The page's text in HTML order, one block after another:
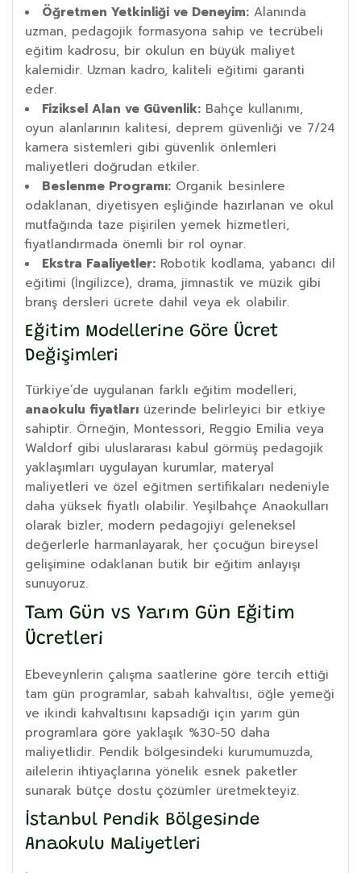
Öğretmen Yetkinliği ve Deneyim: Alanında
uzman, pedagojik formasyona sahip ve tecrübeli
eğitim kadrosu, bir okulun en büyük maliyet
kalemidir. Uzman kadro, kaliteli eğitimi garanti
eder.
Fiziksel Alan ve Güvenlik: Bahçe kullanımı,
oyun alanlarının kalitesi, deprem güvenliği ve 7/24
kamera sistemleri gibi güvenlik önlemleri
maliyetleri doğrudan etkiler.
Beslenme Programı: Organik besinlere
odaklanan, diyetisyen eşliğinde hazırlanan ve okul
mutfağında taze pişirilen yemek hizmetleri,
fiyatlandırmada önemli bir rol oynar.
Ekstra Faaliyetler: Robotik kodlama, yabancı dil
eğitimi (İngilizce), drama, jimnastik ve müzik gibi
branş dersleri ücrete dahil veya ek olabilir.
Eğitim Modellerine Göre Ücret
Değişimleri
Türkiye’de uygulanan farklı eğitim modelleri,
anaokulu fiyatları üzerinde belirleyici bir etkiye
sahiptir. Örneğin, Montessori, Reggio Emilia veya
Waldorf gibi uluslararası kabul görmüş pedagojik
yaklaşımları uygulayan kurumlar, materyal
maliyetleri ve özel eğitmen sertifikaları nedeniyle
daha yüksek fiyatlı olabilir. Yeşilbahçe Anaokulları
olarak bizler, modern pedagojiyi geleneksel
değerlerle harmanlayarak, her çocuğun bireysel
gelişimine odaklanan butik bir eğitim anlayışı
sunuyoruz.
Tam Gün vs Yarım Gün Eğitim
Ücretleri
Ebeveynlerin çalışma saatlerine göre tercih ettiği
tam gün programlar, sabah kahvaltısı, öğle yemeği
ve ikindi kahvaltısını kapsadığı için yarım gün
programlara göre yaklaşık %30-50 daha
maliyetlidir. Pendik bölgesindeki kurumumuzda,
ailelerin ihtiyaçlarına yönelik esnek paketler
sunarak bütçe dostu çözümler üretmekteyiz.
İstanbul Pendik Bölgesinde
Anaokulu Maliyetleri